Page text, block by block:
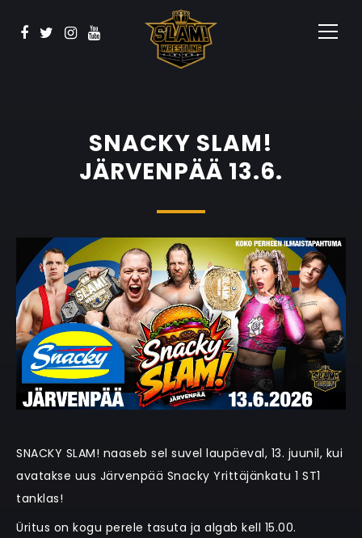
BOOK NOW Vaata
Sponsorid
SNACKY SLAM!
JÄRVENPÄÄ 13.6.
SNACKY SLAM! naaseb sel suvel laupäeval, 13. juunil, kui
avatakse uus Järvenpää Snacky Yrittäjänkatu 1 ST1
tanklas!
Üritus on kogu perele tasuta ja algab kell 15.00.